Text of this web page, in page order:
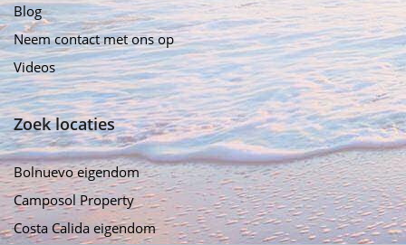
Blog
Neem contact met ons op
Videos
Zoek locaties
Bolnuevo eigendom
Camposol Property
Costa Calida eigendom